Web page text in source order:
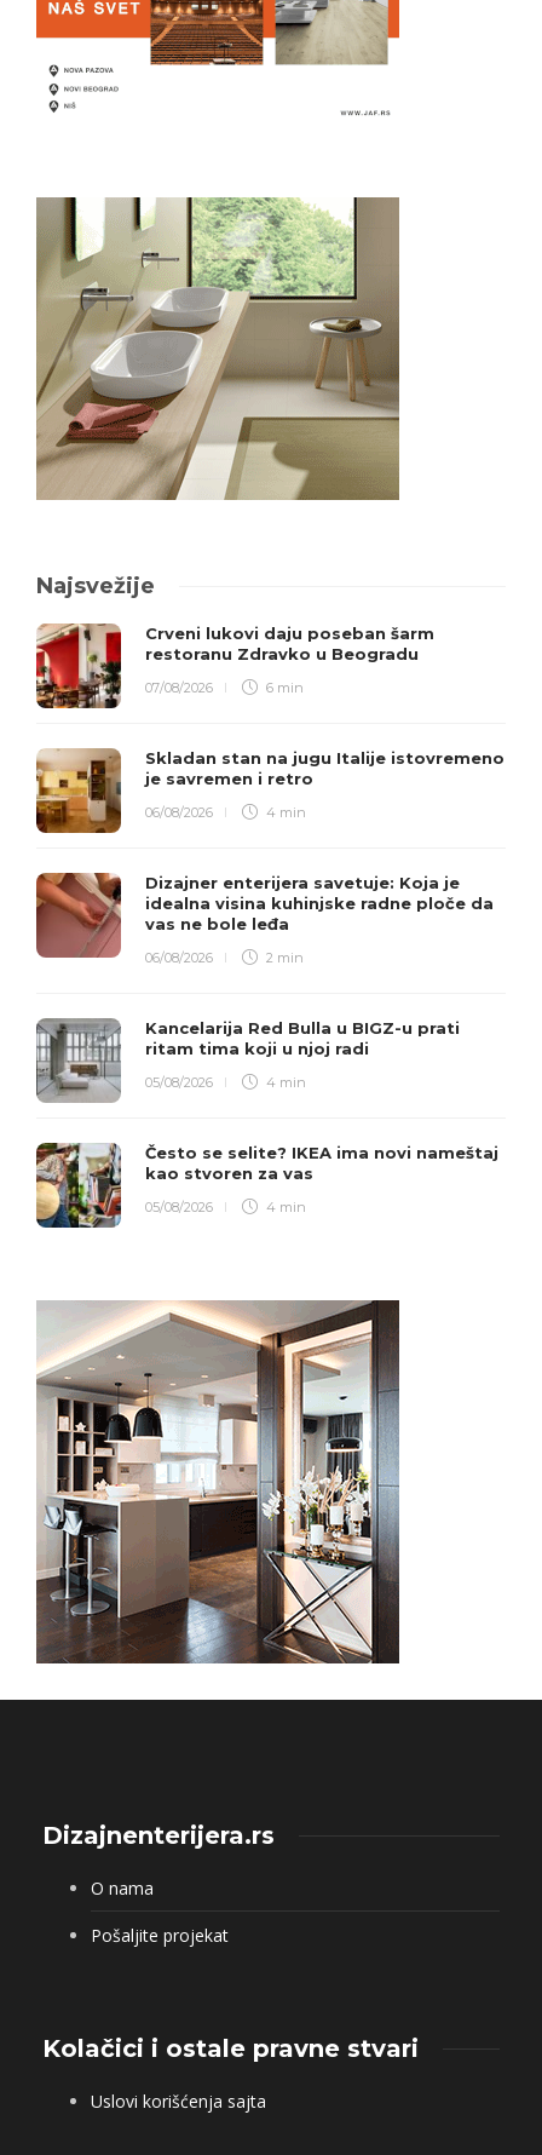
Najsvežije
Crveni lukovi daju poseban šarm
restoranu Zdravko u Beogradu
07/08/2026 6 min
Skladan stan na jugu Italije istovremeno
je savremen i retro
06/08/2026 4 min
Dizajner enterijera savetuje: Koja je
idealna visina kuhinjske radne ploče da
vas ne bole leđa
06/08/2026 2 min
Kancelarija Red Bulla u BIGZ-u prati
ritam tima koji u njoj radi
05/08/2026 4 min
Često se selite? IKEA ima novi nameštaj
kao stvoren za vas
05/08/2026 4 min
Dizajnenterijera.rs
O nama
Pošaljite projekat
Kolačici i ostale pravne stvari
Uslovi korišćenja sajta